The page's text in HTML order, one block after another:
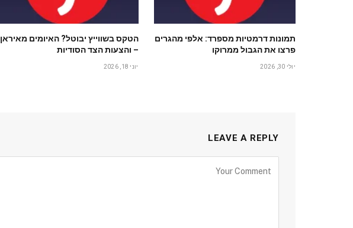
תמונות דרמטיות מספרד: אלפי מהגרים
פרצו את הגבול ממרוקו
יולי 30, 2026
הטקס בשווייץ יבוטל? האיומים מאיראן
– והצעות הצד הסודיות
יוני 18, 2026
LEAVE A REPLY